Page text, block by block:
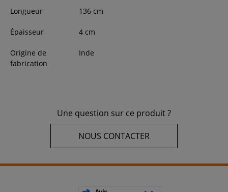
Longueur 136cm
Épaisseur 4 cm
Origine de
fabrication
Inde
Une question sur ce produit ?
NOUS CONTACTER